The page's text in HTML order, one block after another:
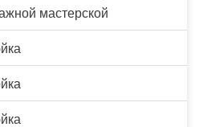
мастерской